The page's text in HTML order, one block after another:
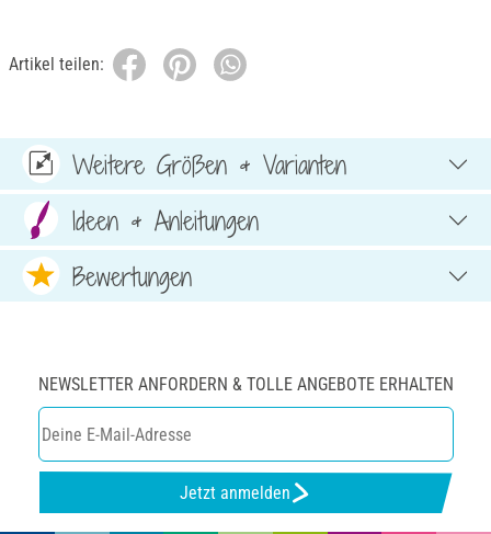
Artikel teilen:
Weitere Größen & Varianten
Ideen & Anleitungen
Bewertungen
NEWSLETTER ANFORDERN & TOLLE ANGEBOTE ERHALTEN
Jetzt anmelden